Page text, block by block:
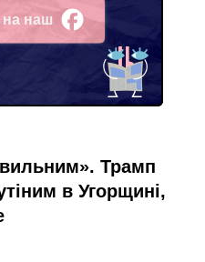
на наш
Трамп
в Угорщині,